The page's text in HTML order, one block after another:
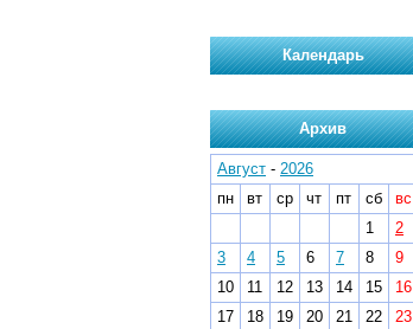
Календарь
Архив
Август - 2026
пн
вт ср чт пт сб
вс
1
2
3
4 5 6 7 8
9
10
11 12 13 14 15
16
17
18 19 20 21 22
23